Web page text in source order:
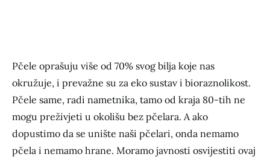
Pčele oprašuju više od 70% svog bilja koje nas
okružuje, i prevažne su za eko sustav i bioraznolikost.
Pčele same, radi nametnika, tamo od kraja 80-tih ne
mogu preživjeti u okolišu bez pčelara. A ako
dopustimo da se unište naši pčelari, onda nemamo
pčela i nemamo hrane. Moramo javnosti osvijestiti ovaj